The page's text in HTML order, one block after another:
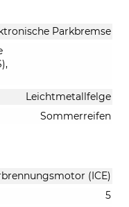
Parkbremse
Leichtmetallfelge
Sommerreifen
(ICE)
5